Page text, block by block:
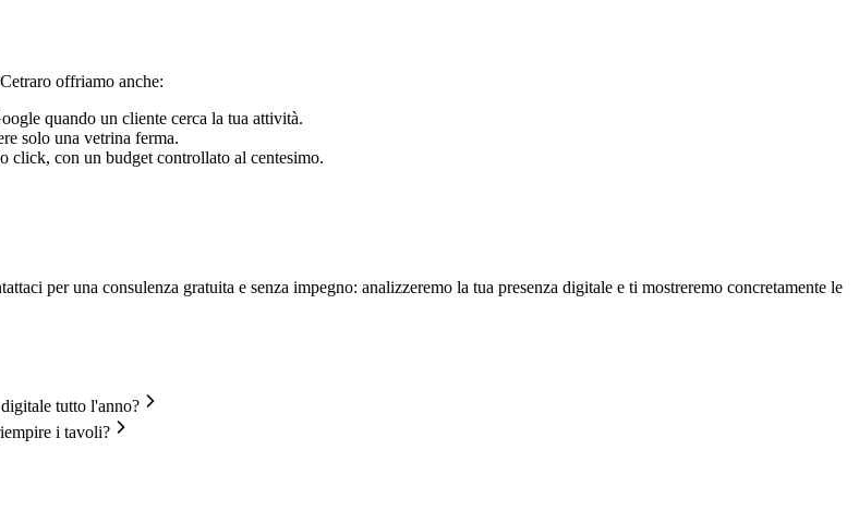
offriamo anche:
quando un cliente cerca la tua attività.
solo una vetrina ferma.
con un budget controllato al centesimo.
per una consulenza gratuita e senza impegno: analizzeremo la tua presenza digitale e ti mostreremo concretamente le
tutto l'anno?
i tavoli?